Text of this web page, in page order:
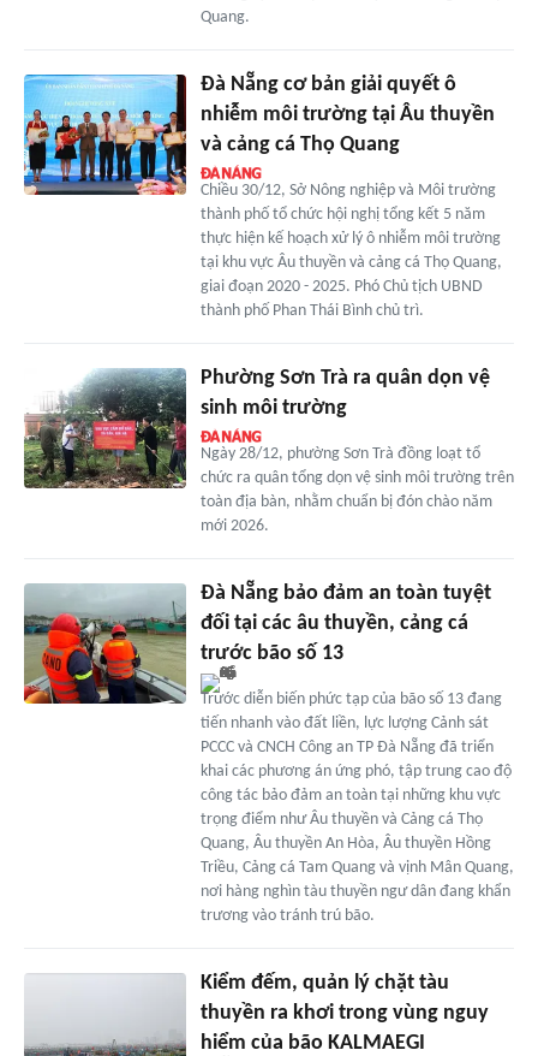
Quang.
Đà Nẵng cơ bản giải quyết ô
nhiễm môi trường tại Âu thuyền
và cảng cá Thọ Quang
Chiều 30/12, Sở Nông nghiệp và Môi trường
thành phố tổ chức hội nghị tổng kết 5 năm
thực hiện kế hoạch xử lý ô nhiễm môi trường
tại khu vực Âu thuyền và cảng cá Thọ Quang,
giai đoạn 2020 - 2025. Phó Chủ tịch UBND
thành phố Phan Thái Bình chủ trì.
Phường Sơn Trà ra quân dọn vệ
sinh môi trường
Ngày 28/12, phường Sơn Trà đồng loạt tổ
chức ra quân tổng dọn vệ sinh môi trường trên
toàn địa bàn, nhằm chuẩn bị đón chào năm
mới 2026.
Đà Nẵng bảo đảm an toàn tuyệt
đối tại các âu thuyền, cảng cá
trước bão số 13
Trước diễn biến phức tạp của bão số 13 đang
tiến nhanh vào đất liền, lực lượng Cảnh sát
PCCC và CNCH Công an TP Đà Nẵng đã triển
khai các phương án ứng phó, tập trung cao độ
công tác bảo đảm an toàn tại những khu vực
trọng điểm như Âu thuyền và Cảng cá Thọ
Quang, Âu thuyền An Hòa, Âu thuyền Hồng
Triều, Cảng cá Tam Quang và vịnh Mân Quang,
nơi hàng nghìn tàu thuyền ngư dân đang khẩn
trương vào tránh trú bão.
Kiểm đếm, quản lý chặt tàu
thuyền ra khơi trong vùng nguy
hiểm của bão KALMAEGI